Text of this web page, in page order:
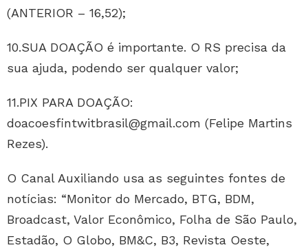
(ANTERIOR – 16,52);
10.SUA DOAÇÃO é importante. O RS precisa da
sua ajuda, podendo ser qualquer valor;
11.PIX PARA DOAÇÃO:
doacoesfintwitbrasil@gmail.com (Felipe Martins
Rezes).
O Canal Auxiliando usa as seguintes fontes de
notícias: “Monitor do Mercado, BTG, BDM,
Broadcast, Valor Econômico, Folha de São Paulo,
Estadão, O Globo, BM&C, B3, Revista Oeste,